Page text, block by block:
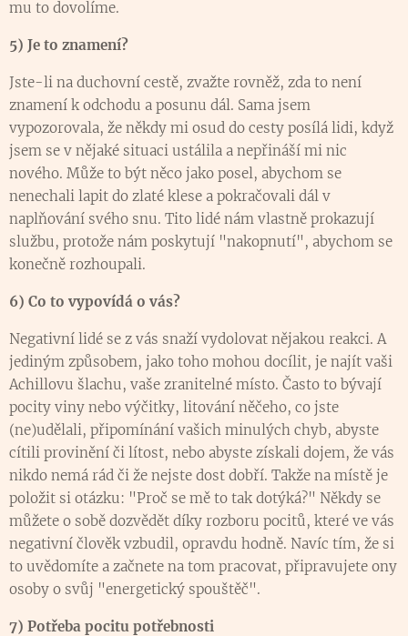
mu to dovolíme.
5) Je to znamení?
Jste-li na duchovní cestě, zvažte rovněž, zda to není
znamení k odchodu a posunu dál. Sama jsem
vypozorovala, že někdy mi osud do cesty posílá lidi, když
jsem se v nějaké situaci ustálila a nepřináší mi nic
nového. Může to být něco jako posel, abychom se
nenechali lapit do zlaté klese a pokračovali dál v
naplňování svého snu. Tito lidé nám vlastně prokazují
službu, protože nám poskytují "nakopnutí", abychom se
konečně rozhoupali.
6) Co to vypovídá o vás?
Negativní lidé se z vás snaží vydolovat nějakou reakci. A
jediným způsobem, jako toho mohou docílit, je najít vaši
Achillovu šlachu, vaše zranitelné místo. Často to bývají
pocity viny nebo výčitky, litování něčeho, co jste
(ne)udělali, připomínání vašich minulých chyb, abyste
cítili provinění či lítost, nebo abyste získali dojem, že vás
nikdo nemá rád či že nejste dost dobří. Takže na místě je
položit si otázku: "Proč se mě to tak dotýká?" Někdy se
můžete o sobě dozvědět díky rozboru pocitů, které ve vás
negativní člověk vzbudil, opravdu hodně. Navíc tím, že si
to uvědomíte a začnete na tom pracovat, připravujete ony
osoby o svůj "energetický spouštěč".
7) Potřeba pocitu potřebnosti